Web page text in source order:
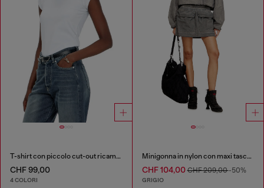
T-shirt con piccolo cut-out ricamato
CHF 99,00
4 COLORI
Minigonna in nylon con maxi tasche utility
CHF 104,00CHF 209,00-50%
GRIGIO